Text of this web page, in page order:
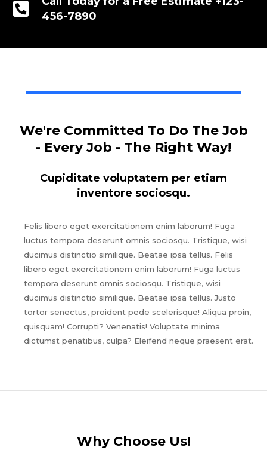
456-7890
We're Committed To Do The Job
- Every Job - The Right Way!
Cupiditate voluptatem per etiam
inventore sociosqu.
Felis libero eget exercitationem enim laborum! Fuga
luctus tempora deserunt omnis sociosqu. Tristique, wisi
ducimus distinctio similique. Beatae ipsa tellus. Felis
libero eget exercitationem enim laborum! Fuga luctus
tempora deserunt omnis sociosqu. Tristique, wisi
ducimus distinctio similique. Beatae ipsa tellus. Justo
tortor senectus, proident pede scelerisque! Aliqua proin,
quisquam! Corrupti? Venenatis! Voluptate minima
dictumst penatibus, culpa? Eleifend neque praesent erat.
Why Choose Us!​